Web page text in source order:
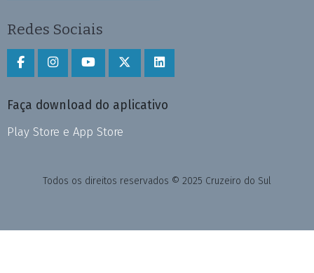
Redes Sociais
Faça download do aplicativo
Play Store e App Store
Todos os direitos reservados © 2025 Cruzeiro do Sul